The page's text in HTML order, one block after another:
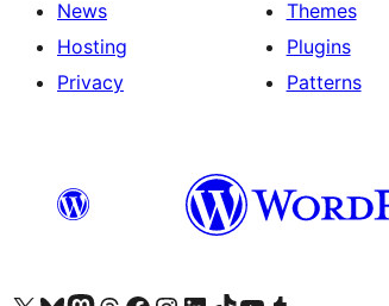
News
Hosting
Privacy
Themes
Plugins
Patterns